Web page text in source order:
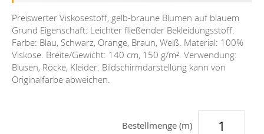
Preiswerter Viskosestoff, gelb-braune Blumen auf blauem
Grund Eigenschaft: Leichter fließender Bekleidungsstoff.
Farbe: Blau, Schwarz, Orange, Braun, Weiß. Material: 100%
Viskose. Breite/Gewicht: 140 cm, 150 g/m². Verwendung:
Blusen, Röcke, Kleider. Bildschirmdarstellung kann von
Originalfarbe abweichen.
Bestellmenge (m)